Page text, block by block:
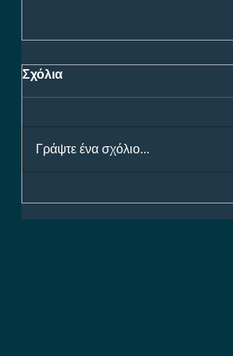
Σχόλια
Γράψτε ένα σχόλιο...